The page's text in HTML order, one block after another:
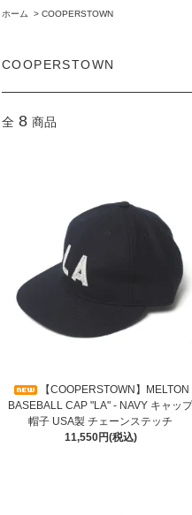
ホーム > COOPERSTOWN
COOPERSTOWN
全 8 商品
【COOPERSTOWN】MELTON
BASEBALL CAP "LA" - NAVY キャッ
帽子 USA製 チェーンステッチ
11,550円(税込)